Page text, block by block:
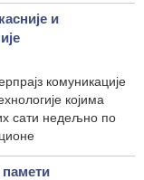
и
комуникације
којима
сати недељно по